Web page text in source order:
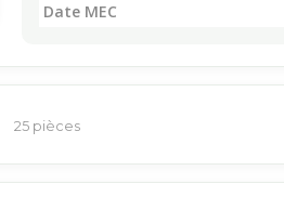
Date MEC
25 pièces